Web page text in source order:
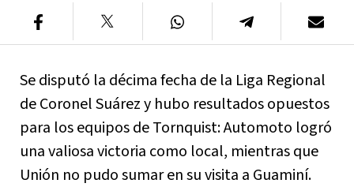
Se disputó la décima fecha de la Liga Regional
de Coronel Suárez y hubo resultados opuestos
para los equipos de Tornquist: Automoto logró
una valiosa victoria como local, mientras que
Unión no pudo sumar en su visita a Guaminí.